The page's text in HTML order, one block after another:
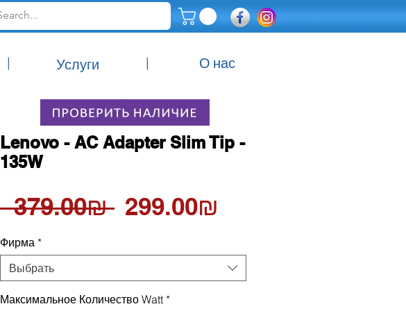
|
| О нас
Услуги
Lenovo - AC Adapter Slim Tip -
135W
‏379.00 ‏₪ Обычная
‏299.00 ‏₪
Фирма *
Выбрать
Максимальное Количество Watt *